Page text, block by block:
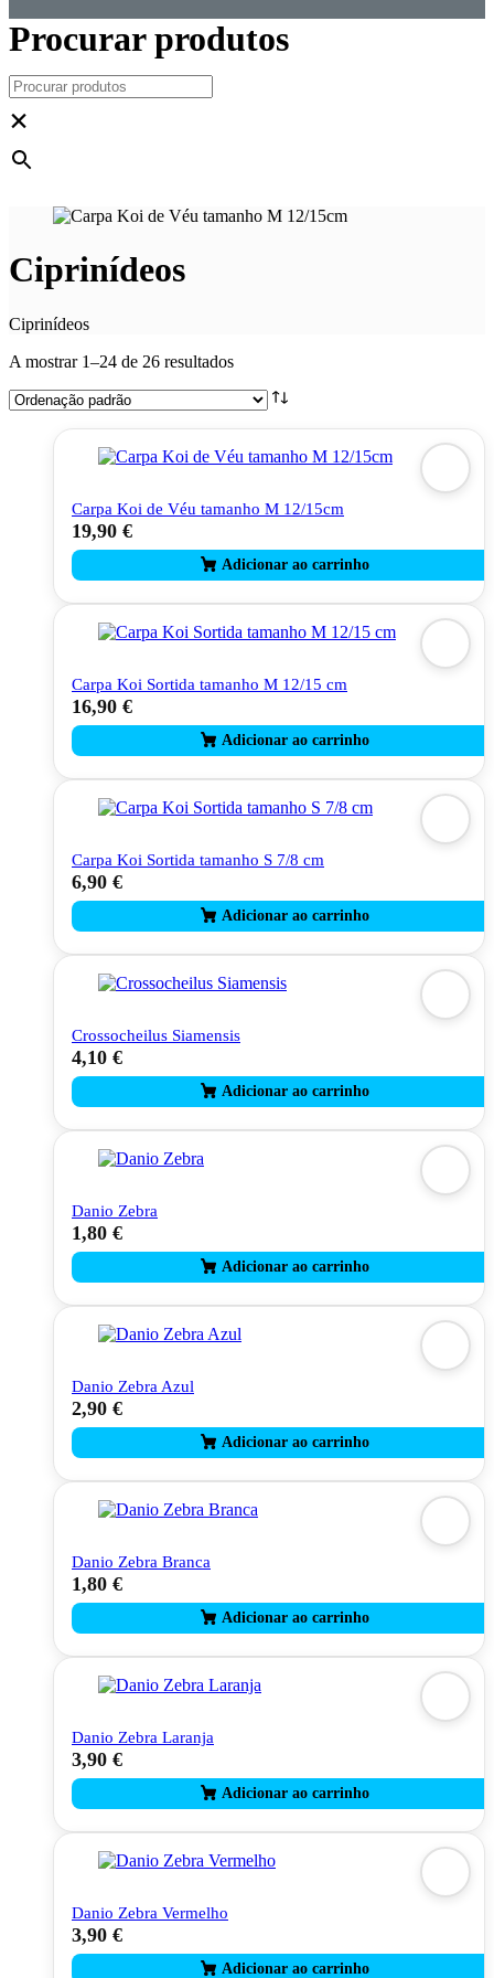
Procurar produtos
×
Ciprinídeos
Ciprinídeos
A mostrar 1–24 de 26 resultados
Carpa Koi de Véu tamanho M 12/15cm
19,90 €
Carpa Koi Sortida tamanho M 12/15 cm
16,90 €
Carpa Koi Sortida tamanho S 7/8 cm
6,90 €
Crossocheilus Siamensis
4,10 €
Danio Zebra
1,80 €
Danio Zebra Azul
2,90 €
Danio Zebra Branca
1,80 €
Danio Zebra Laranja
3,90 €
Danio Zebra Vermelho
3,90 €